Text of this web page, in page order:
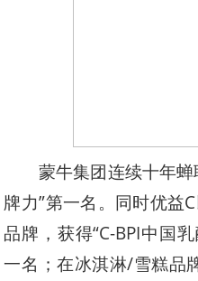
蒙牛集团连续十年蝉
牌力”第一名。同时优益
品牌，获得“C-BPI中国
一名；在冰淇淋/雪糕品